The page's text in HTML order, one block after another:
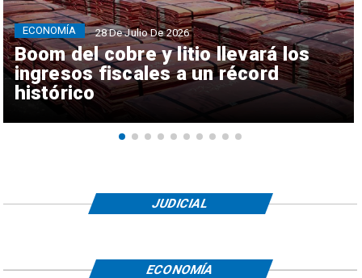
Boom del cobre y litio llevará los
ingresos fiscales a un récord
histórico
ECONOMÍA 28 De Julio De 2026
JUDICIAL
ECONOMÍA